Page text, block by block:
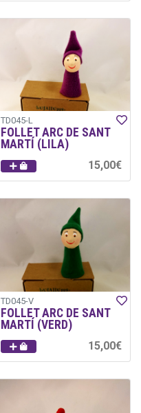
TD045-L
FOLLET ARC DE SANT
MARTÍ (LILA)
15,00€
TD045-V
FOLLET ARC DE SANT
MARTÍ (VERD)
15,00€